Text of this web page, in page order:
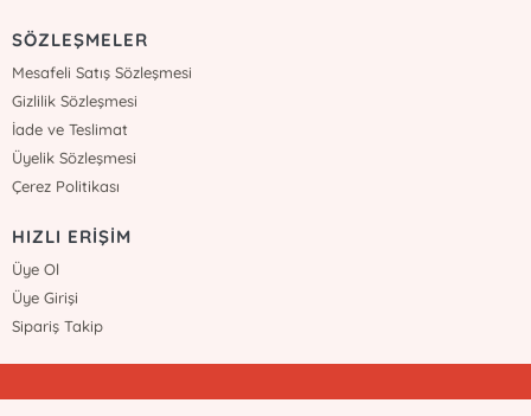
SÖZLEŞMELER
Mesafeli Satış Sözleşmesi
Gizlilik Sözleşmesi
İade ve Teslimat
Üyelik Sözleşmesi
Çerez Politikası
HIZLI ERİŞİM
Üye Ol
Üye Girişi
Sipariş Takip